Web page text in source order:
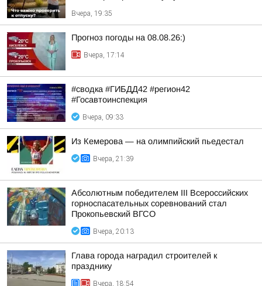
Вчера, 19:35
Прогноз погоды на 08.08.26:)
Вчера, 17:14
#сводка #ГИБДД42 #регион42
#Госавтоинспекция
Вчера, 09:33
Из Кемерова — на олимпийский пьедестал
Вчера, 21:39
Абсолютным победителем III Всероссийских
горноспасательных соревнований стал
Прокопьевский ВГСО
Вчера, 20:13
Глава города наградил строителей к
празднику
Вчера, 18:54